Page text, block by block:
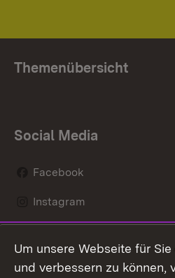
Themenübersicht
Social Media
Facebook
Instagram
Mastodon
Um unsere Webseite für
und verbessern zu können,